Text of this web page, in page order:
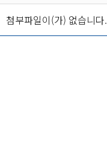
첨부파일이(가) 없습니다.